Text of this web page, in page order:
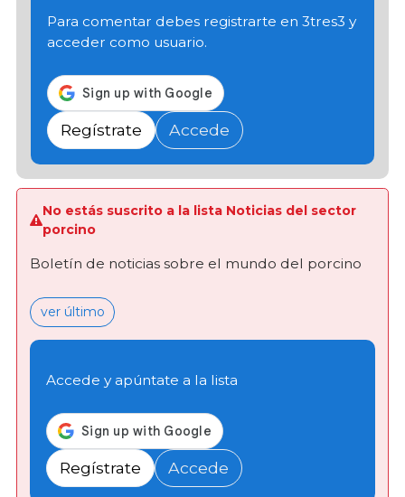
Para comentar debes registrarte en 3tres3 y
acceder como usuario.
Regístrate Accede
No estás suscrito a la lista Noticias del sector
porcino
Boletín de noticias sobre el mundo del porcino
ver último
Accede y apúntate a la lista
Regístrate Accede